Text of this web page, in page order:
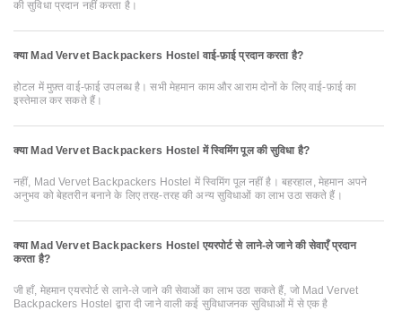
की सुविधा प्रदान नहीं करता है।
क्या Mad Vervet Backpackers Hostel वाई-फ़ाई प्रदान करता है?
होटल में मुफ़्त वाई-फ़ाई उपलब्ध है। सभी मेहमान काम और आराम दोनों के लिए वाई-फ़ाई का
इस्तेमाल कर सकते हैं।
क्या Mad Vervet Backpackers Hostel में स्विमिंग पूल की सुविधा है?
नहीं, Mad Vervet Backpackers Hostel में स्विमिंग पूल नहीं है। बहरहाल, मेहमान अपने
अनुभव को बेहतरीन बनाने के लिए तरह-तरह की अन्य सुविधाओं का लाभ उठा सकते हैं।
क्या Mad Vervet Backpackers Hostel एयरपोर्ट से लाने-ले जाने की सेवाएँ प्रदान
करता है?
जी हाँ, मेहमान एयरपोर्ट से लाने-ले जाने की सेवाओं का लाभ उठा सकते हैं, जो Mad Vervet
Backpackers Hostel द्वारा दी जाने वाली कई सुविधाजनक सुविधाओं में से एक है